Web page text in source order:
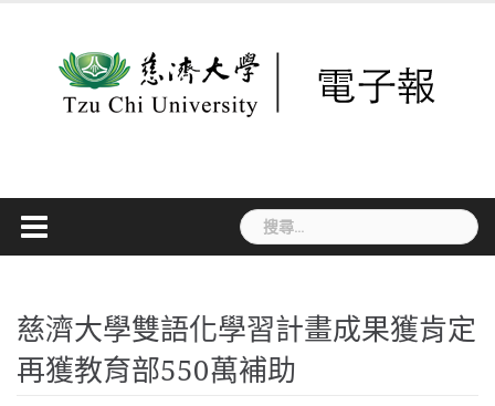
搜
尋
字:
慈濟大學雙語化學習計畫成果獲肯定
再獲教育部550萬補助